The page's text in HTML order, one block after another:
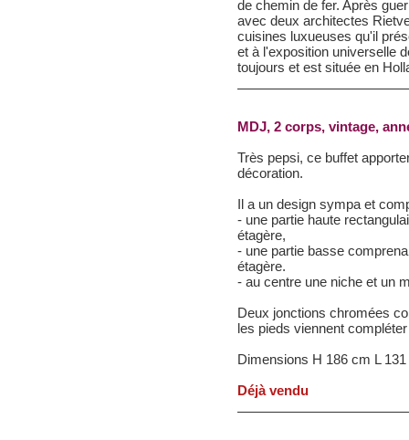
de chemin de fer. Après
avec deux architectes
cuisines luxueuses qu'il
et à l'exposition universelle
toujours et est située en
MDJ, 2 corps, vintage,
Très pepsi, ce buffet
décoration.
Il a un design sympa et
- une partie haute
étagère,
- une partie basse
étagère.
- au centre une niche et un
Deux jonctions chromées
les pieds viennent
Dimensions H 186 cm L
Déjà vendu